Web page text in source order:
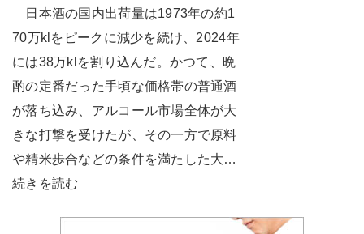
日本酒の国内出荷量は1973年の約1
70万klをピークに減少を続け、2024年
には38万klを割り込んだ。かつて、晩
酌の定番だった手頃な価格帯の普通酒
が落ち込み、アルコール市場全体が大
きな打撃を受けたが、その一方で原料
や精米歩合などの条件を満たした大…
続きを読む